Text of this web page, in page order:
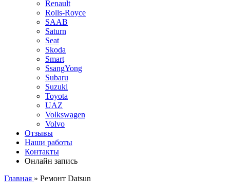
Renault
Rolls-Royce
SAAB
Saturn
Seat
Skoda
Smart
SsangYong
Subaru
Suzuki
Toyota
UAZ
Volkswagen
Volvo
Отзывы
Наши работы
Контакты
Онлайн запись
Главная » Ремонт Datsun